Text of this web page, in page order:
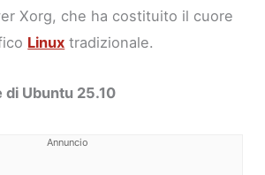
Xorg, che ha costituito il cuore
Linux tradizionale.
Ubuntu 25.10
Annuncio